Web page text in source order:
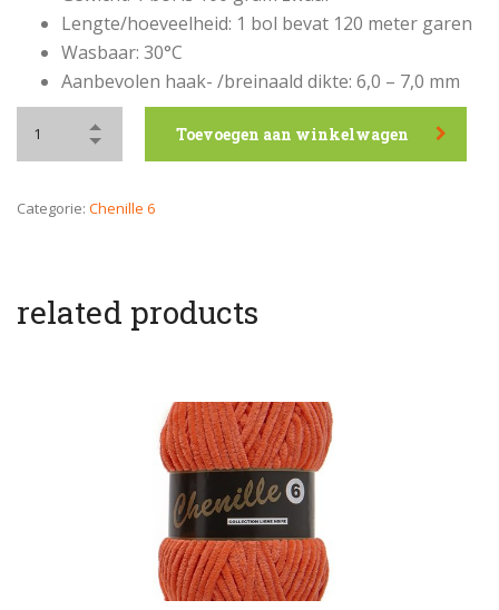
Lengte/hoeveelheid: 1 bol bevat 120 meter garen
Wasbaar: 30°C
Aanbevolen haak- /breinaald dikte: 6,0 – 7,0 mm
Toevoegen aan winkelwagen
Categorie: Chenille 6
related products